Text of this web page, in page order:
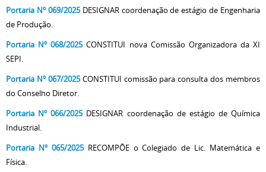
Portaria Nº 069/2025DESIGNAR coordenação de estágio de Engenharia
de Produção.
Portaria Nº 068/2025CONSTITUI nova Comissão Organizadora da XI
SEPI.
Portaria Nº 067/2025CONSTITUI comissão para consulta dos membros
do Conselho Diretor.
Portaria Nº 066/2025DESIGNAR coordenação de estágio de Química
Industrial.
Portaria Nº 065/2025RECOMPÕE o Colegiado de Lic. Matemática e
Física.